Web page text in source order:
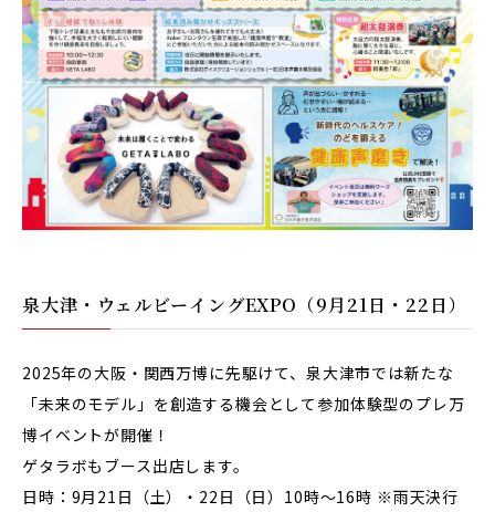
泉大津・ウェルビーイングEXPO（9月21日・22日）
2025年の大阪・関西万博に先駆けて、泉大津市では新たな
「未来のモデル」を創造する機会として参加体験型のプレ万
博イベントが開催！
ゲタラボもブース出店します。
日時：9月21日（土）・22日（日）10時〜16時 ※雨天決行